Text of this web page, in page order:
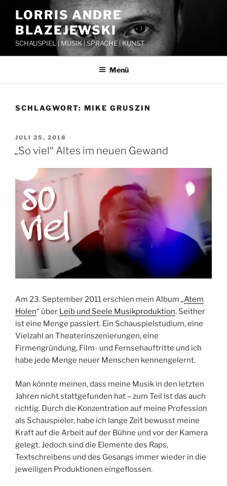
Inhalt
springen
LORRIS ANDRE
BLAZEJEWSKI
SCHAUSPIEL | MUSIK | SPRACHE | KUNST
Menü
SCHLAGWORT: MIKE GRUSZIN
VERÖFFENTLICHT
AM
JULI 25, 2018
„So viel“ Altes im neuen Gewand
Am 23. September 2011 erschien mein Album „Atem
Holen“ über Leib und Seele Musikproduktion. Seither
ist eine Menge passiert. Ein Schauspielstudium, eine
Vielzahl an Theaterinszenierungen, eine
Firmengründung, Film- und Fernsehauftritte und ich
habe jede Menge neuer Menschen kennengelernt.
Man könnte meinen, dass meine Musik in den letzten
Jahren nicht stattgefunden hat – zum Teil ist das auch
richtig. Durch die Konzentration auf meine Profession
als Schauspieler, habe ich lange Zeit bewusst meine
Kraft auf die Arbeit auf der Bühne und vor der Kamera
gelegt. Jedoch sind die Elemente des Raps,
Textschreibens und des Gesangs immer wieder in die
jeweiligen Produktionen eingeflossen.